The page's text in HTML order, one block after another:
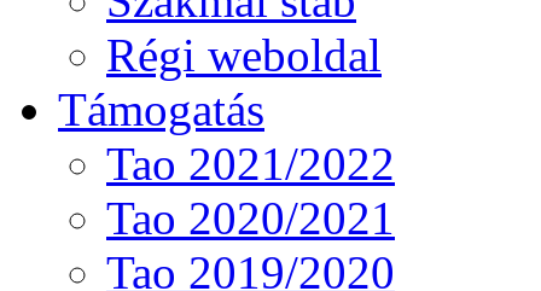
Régi weboldal
Támogatás
Tao 2021/2022
Tao 2020/2021
Tao 2019/2020